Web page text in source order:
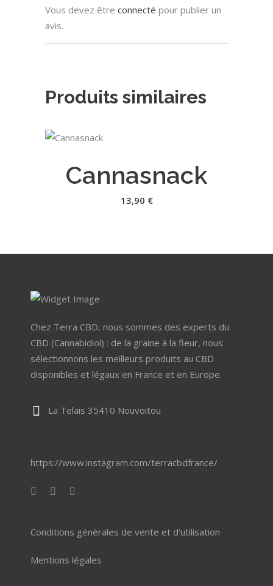
Vous devez être connecté pour publier un
avis.
Produits similaires
Cannasnack
13,90 €
Chez Terra CBD, nous sommes des experts du
CBD (Cannabidiol) : de la graine à la fleur, nous
sélectionnons les meilleurs produits au CBD
disponibles et légaux en France et en Europe.
La Telais 35410 Nouvoitou
https://www.instagram.com/terracbdfrance/
Conditions générales de vente et d'utilisation
Mentions légales